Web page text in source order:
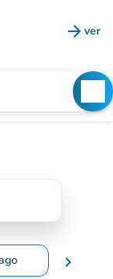
arrow_forward ver
cambiar las
chevron_right